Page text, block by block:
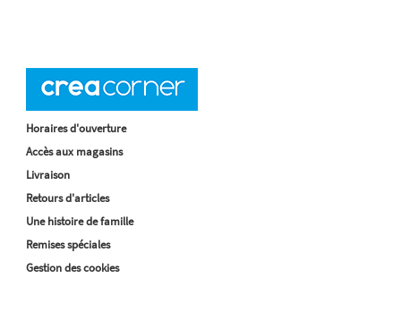
Horaires d'ouverture
Accès aux magasins
Livraison
Retours d'articles
Une histoire de famille
Remises spéciales
Gestion des cookies